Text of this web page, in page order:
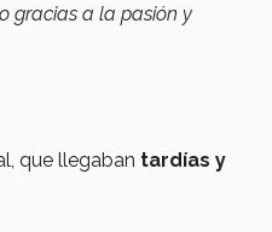
gracias a la pasión y
que llegaban tardías y